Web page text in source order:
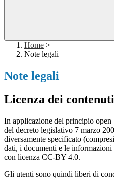
Home >
Note legali
Note legali
Licenza dei contenuti
In applicazione del principio open
del decreto legislativo 7 marzo
diversamente specificato
dati, i documenti e le
con licenza CC-BY 4.0.
Gli utenti sono quindi liberi di